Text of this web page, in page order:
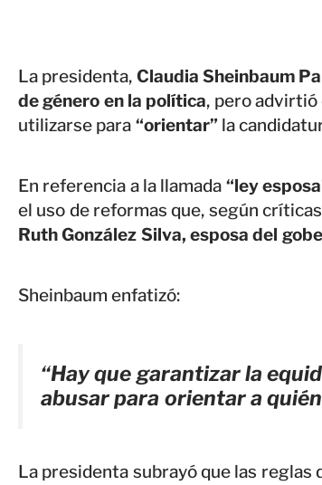
La presidenta, Claudia Sheinbaum
de género en la política, pero advirtió
utilizarse para “orientar” la
En referencia a la llamada “ley
el uso de reformas que, según
Ruth González Silva, esposa del
Sheinbaum enfatizó:
“Hay que garantizar la
abusar para orientar a
La presidenta subrayó que las